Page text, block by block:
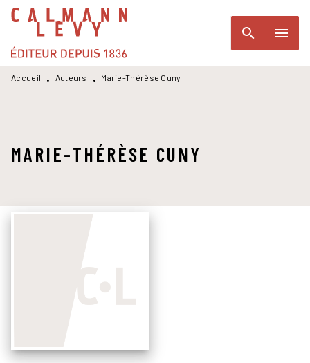
MENU RECHERCHE
PIED DE PAGE
search menu
Accueil • Auteurs • Marie-Thérèse Cuny
MARIE-THÉRÈSE CUNY